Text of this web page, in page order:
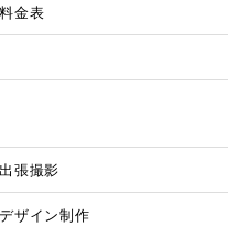
料金表
出張撮影
デザイン制作